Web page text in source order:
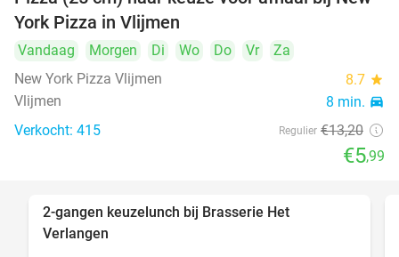
York Pizza in Vlijmen
Vandaag Morgen Di Wo Do Vr
Za
New York Pizza Vlijmen
8.7 star
Vlijmen 8 min. directions_car
Verkocht: 415 Regulier €13,20
€5,99
2-gangen keuzelunch bij Brasserie Het
Verlangen